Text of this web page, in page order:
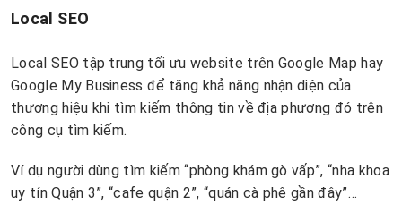
Local SEO
Local SEO tập trung tối ưu website trên Google Map hay
Google My Business để tăng khả năng nhận diện của
thương hiệu khi tìm kiếm thông tin về địa phương đó trên
công cụ tìm kiếm.
Ví dụ người dùng tìm kiếm “phòng khám gò vấp”, “nha khoa
uy tín Quận 3”, “cafe quận 2”, “quán cà phê gần đây”…